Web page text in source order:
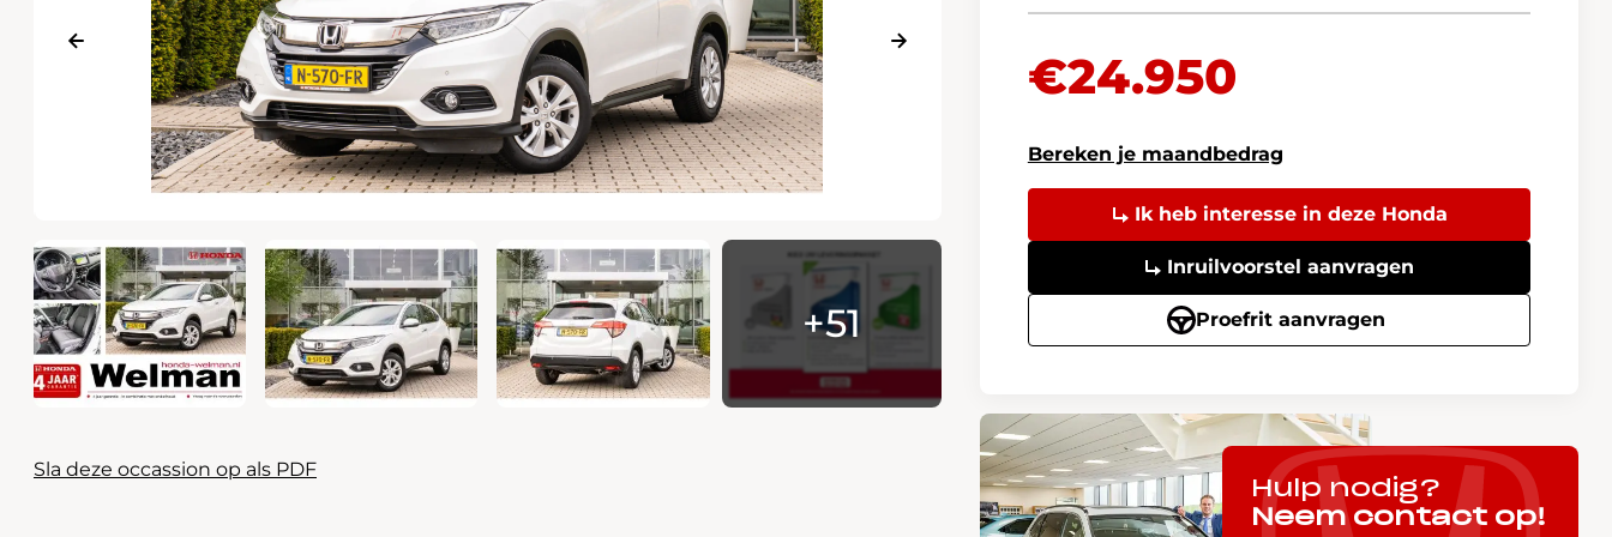
Waarschuwings­lampjes
Bandenspannings­lampje brandt
Poetsen en reinigen
Haal en breng service
WLTP-testmethode
Laadpaal plaatsen
Zomercheck
+51
Sla deze occassion op als PDF
€24.950
Bereken je maandbedrag
Ik heb interesse in deze Honda
Inruilvoorstel aanvragen
Proefrit aanvragen
Hulp nodig?
Neem contact op!